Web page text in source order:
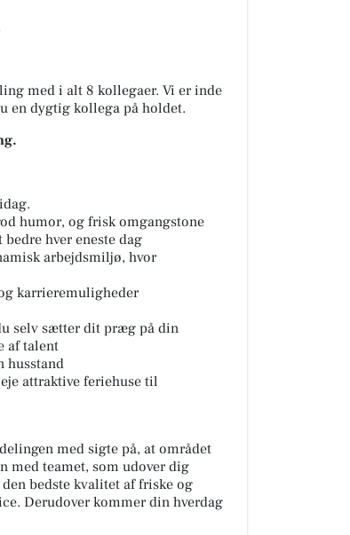
med i alt 8 kollegaer. Vi er inde
en dygtig kollega på holdet.
humor, og frisk omgangstone
hver eneste dag
arbejdsmiljø, hvor
karrieremuligheder
selv sætter dit præg på din
af talent
husstand
attraktive feriehuse til
med sigte på, at området
med teamet, som udover dig
bedste kvalitet af friske og
Derudover kommer din hverdag